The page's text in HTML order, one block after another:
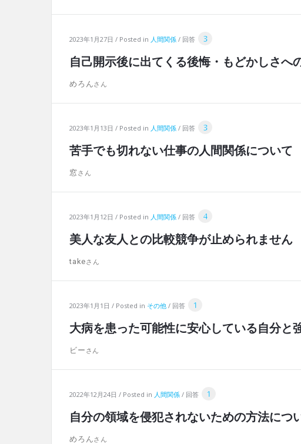
2023年1月27日 Posted in 人間関係 回答 3
自己開示後に出てくる後悔・もどかしさへ
めろん
2023年1月13日 Posted in 人間関係 回答 3
苦手でも切れない仕事の人間関係について
窓
2023年1月12日 Posted in 人間関係 回答 4
美人な友人との比較競争が止められません
take
2023年1月1日 Posted in その他 回答 1
大病を患った可能性に安心している自分と
ビー
2022年12月24日 Posted in 人間関係 回答 1
自分の領域を侵犯されないための方法につ
めろん